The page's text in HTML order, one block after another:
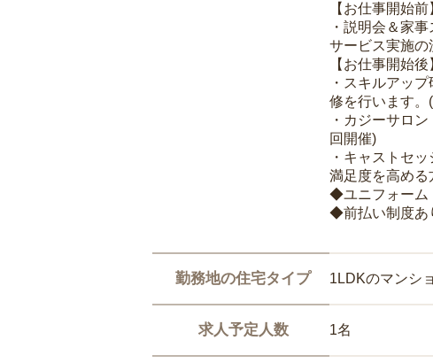
【お仕事開始前
・説明会＆家
サービス実施の
【お仕事開始後
・スキルアッ
修を行います。
・カジーサロ
回開催)
・キャストセ
満足度を高める
◆ユニフォーム
◆前払い制度あ
勤務地の住宅タイプ 1LDKのマンシ
求人予定人数 1名